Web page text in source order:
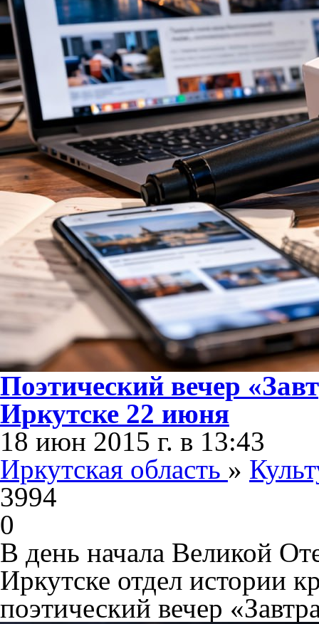
Поэтический вечер
Иркутске 22 июня
18 июн 2015 г. в 13:43
Иркутская область »
3994
0
В день начала Великой
Иркутске отдел истории
поэтический вечер